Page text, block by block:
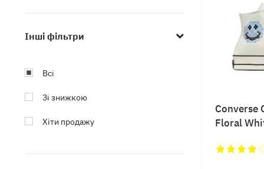
Інші фільтри
Всі
Зі знижкою
Хіти продажу
Converse
Floral